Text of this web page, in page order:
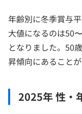
年齢別に冬季賞与
大値になるのは50
となりました。50
昇傾向にあること
2025年 性・